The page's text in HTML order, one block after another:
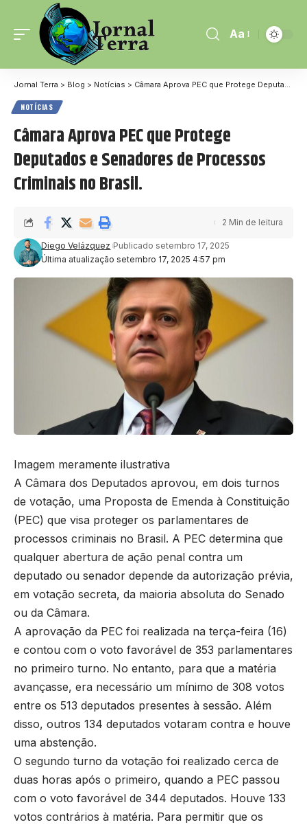
Aa
Jornal Terra > Blog > Notícias > Câmara Aprova PEC que Protege Deputados e Senadores de Processos Criminais no Brasil.
NOTÍCIAS
Câmara Aprova PEC que Protege
Deputados e Senadores de Processos
Criminais no Brasil.
Última atualização setembro 17, 2025 4:57 pm
Diego Velázquez Publicado setembro 17, 2025
2 Min de leitura
Imagem meramente ilustrativa
A Câmara dos Deputados aprovou, em dois turnos
de votação, uma Proposta de Emenda à Constituição
(PEC) que visa proteger os parlamentares de
processos criminais no Brasil. A PEC determina que
qualquer abertura de ação penal contra um
deputado ou senador depende da autorização prévia,
em votação secreta, da maioria absoluta do Senado
ou da Câmara.
A aprovação da PEC foi realizada na terça-feira (16)
e contou com o voto favorável de 353 parlamentares
no primeiro turno. No entanto, para que a matéria
avançasse, era necessário um mínimo de 308 votos
entre os 513 deputados presentes à sessão. Além
disso, outros 134 deputados votaram contra e houve
uma abstenção.
O segundo turno da votação foi realizado cerca de
duas horas após o primeiro, quando a PEC passou
com o voto favorável de 344 deputados. Houve 133
votos contrários à matéria. Para permitir que os